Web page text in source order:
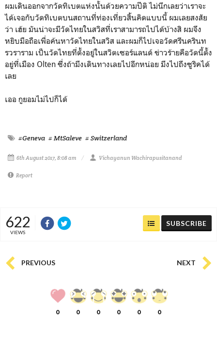
ผมเดินออกจากวัดทิเบตแห่งนั้นด้วยความปีติ ไม่นึกเลยว่าเราจะ
ได้เจอกับวัดทิเบตบนสถานที่ท่องเที่ยวสิ้นคิดแบบนี้ ผมเลยสงสัย
ว่า เฮ้ย มันน่าจะมีวัดไทยในสวิสที่เราสามารถไปได้บ้างสิ ผมจึง
หยิบมือถือเพื่อค้นหาวัดไทยในสวิส และผมก็ไปเจอวัดศรีนครินท
รวราราม เป็นวัดไทยที่ตั้งอยู่ในสวิตเซอร์แลนด์ ข่าวร้ายคือวัดนี้ตั้ง
อยู่ที่เมือง Olten ซึ่งถ้ามึงเดินทางเลยไปอีกหน่อย มึงไปถึงซูริคได้
เลย
เออ กูยอมไม่ไปก็ได้
#Geneva # MtSaleve # Switzerland
6th August 2017, 8:08 am Vichayanun Wachirapusitanand
Report
622
VIEWS
SUBSCRIBE
PREVIOUS NEXT
0 0 0 0 0 0